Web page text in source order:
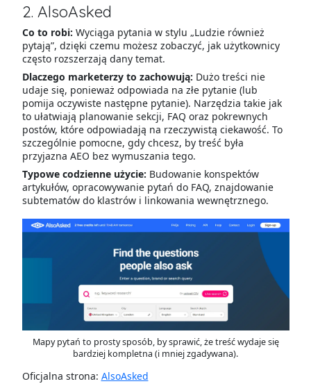
2. AlsoAsked
Co to robi: Wyciąga pytania w stylu „Ludzie również
pytają”, dzięki czemu możesz zobaczyć, jak użytkownicy
często rozszerzają dany temat.
Dlaczego marketerzy to zachowują: Dużo treści nie
udaje się, ponieważ odpowiada na złe pytanie (lub
pomija oczywiste następne pytanie). Narzędzia takie jak
to ułatwiają planowanie sekcji, FAQ oraz pokrewnych
postów, które odpowiadają na rzeczywistą ciekawość. To
szczególnie pomocne, gdy chcesz, by treść była
przyjazna AEO bez wymuszania tego.
Typowe codzienne użycie: Budowanie konspektów
artykułów, opracowywanie pytań do FAQ, znajdowanie
subtematów do klastrów i linkowania wewnętrznego.
Mapy pytań to prosty sposób, by sprawić, że treść wydaje się
bardziej kompletna (i mniej zgadywana).
Oficjalna strona: AlsoAsked